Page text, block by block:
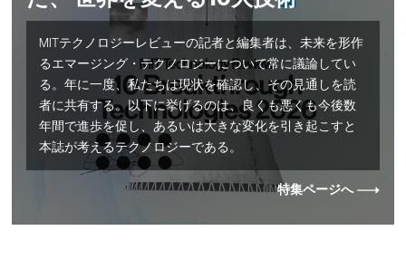
MITテクノロジーレビューの記者と編集者は、未来を形作
るエマージング・テクノロジーについて常に議論してい
る。年に一度、私たちは現状を確認し、その見通しを読
者に共有する。以下に挙げるのは、良くも悪くも今後数
年間で進歩を促し、あるいは大きな変化を引き起こすと
本誌が考えるテクノロジーである。
特集ページへ